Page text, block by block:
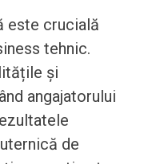
este crucială
tehnic.
și
angajatorului
de